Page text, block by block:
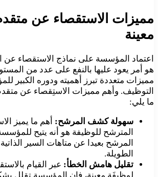
مميزات الاستقصاء عن
معينة
اعتماد المؤسسة على نماذج الاستقصاء عن
هو أمر يعود عليها بالنفع على عدد من
مميزات متعددة تبرز أهميته ودوره الكبير
التوظيف. وأهم مميزات الاستِقصاء عن
ما يلي:
سهولة كشف المرشح: أهم ما يميز
المترشح للوظيفة هو أنه يتيح
الطويلة.
تقليل هامش الخطأ: عبر القيام
لوظيفَة معينة، فإن المؤسسة تقلل